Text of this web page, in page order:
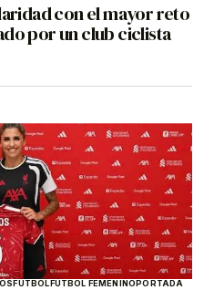
con el mayor reto
por un club ciclista
FÚTBOLFÚTBOL FEMENINOPORTADA